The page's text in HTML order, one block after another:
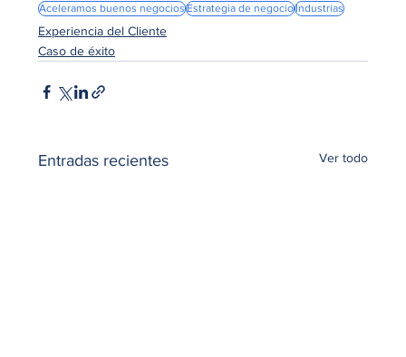
Aceleramos buenos negociosEstrategia de negocioIndustrias
Experiencia del Cliente
Caso de éxito
Entradas recientes Ver todo